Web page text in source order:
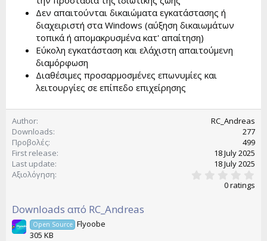
Δεν απαιτούνται δικαιώματα εγκατάστασης ή
διαχειριστή στα Windows (αύξηση δικαιωμάτων
τοπικά ή απομακρυσμένα κατ' απαίτηση)
Εύκολη εγκατάσταση και ελάχιστη απαιτούμενη
διαμόρφωση
Διαθέσιμες προσαρμοσμένες επωνυμίες και
λειτουργίες σε επίπεδο επιχείρησης
Author
RC_Andreas
Downloads
277
Προβολές
499
First release
18 July 2025
Last update
18 July 2025
Αξιολόγηση
0 ratings
Downloads από RC_Andreas
Open Source Flyoobe
305 KB